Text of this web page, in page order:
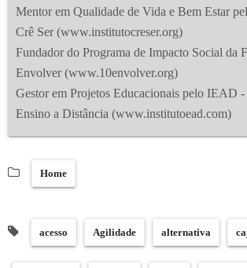
Mentor em Qualidade de Vida e Bem Estar
Crê Ser (www.institutocreser.org)
Fundador do Programa de Impacto Social da
Envolver (www.10envolver.org)
Gestor em Projetos Educacionais pelo IEAD
Ensino a Distância (www.institutoead.com)
Home
acesso Agilidade alternativa